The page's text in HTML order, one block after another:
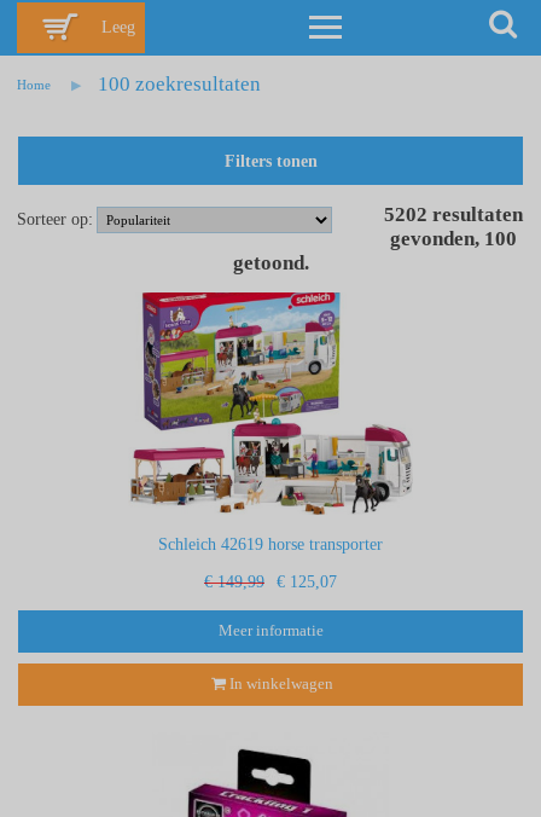
Leeg
Home 100 zoekresultaten
Filters tonen
Sorteer op: 5202 resultaten
gevonden, 100
getoond.
Schleich 42619 horse transporter
€ 149,99 € 125,07
Meer informatie
In winkelwagen